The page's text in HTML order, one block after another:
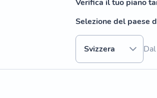
Verifica il tuo piano
Selezione del paese
Svizzera